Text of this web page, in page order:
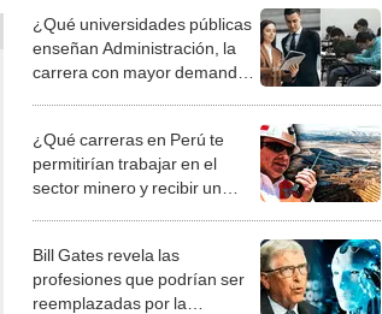
¿Qué universidades públicas
enseñan Administración, la
carrera con mayor demanda
¿Qué carreras en Perú te
permitirían trabajar en el
sector minero y recibir un
Bill Gates revela las
profesiones que podrían ser
reemplazadas por la